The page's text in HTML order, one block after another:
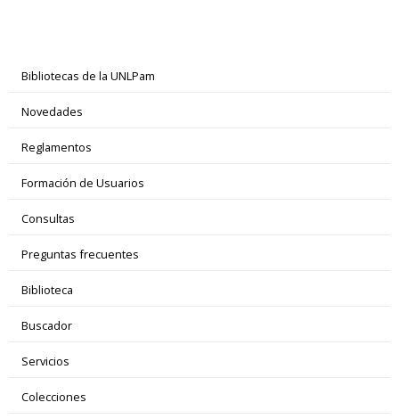
Bibliotecas de la UNLPam
Novedades
Reglamentos
Formación de Usuarios
Consultas
Preguntas frecuentes
Biblioteca
Buscador
Servicios
Colecciones